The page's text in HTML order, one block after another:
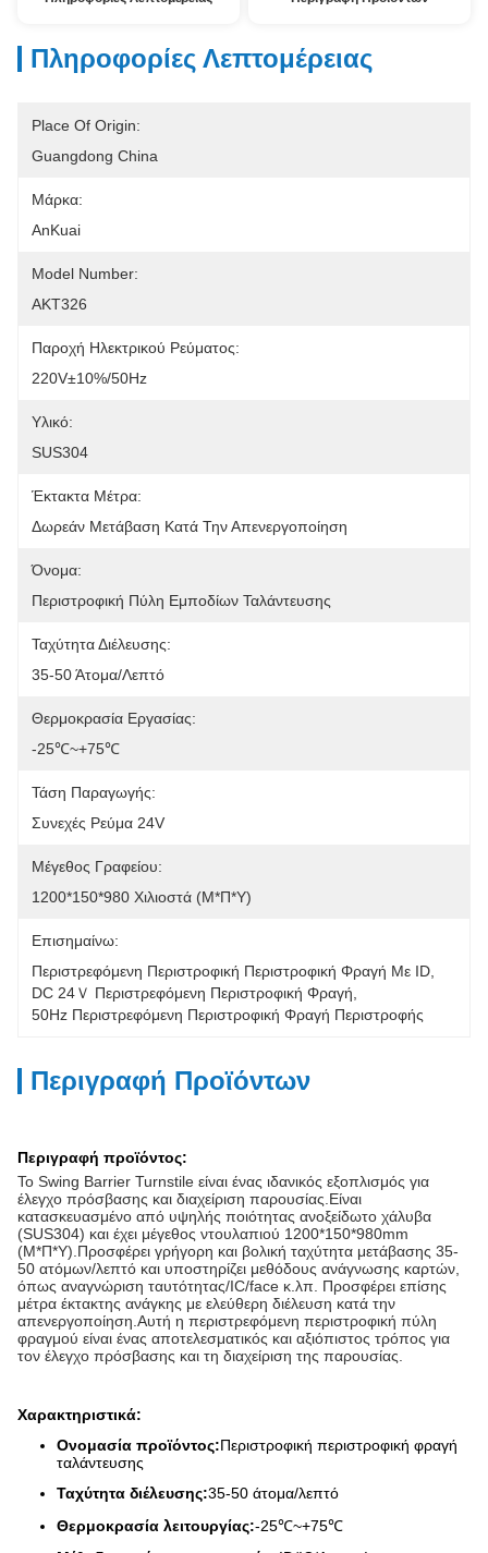
Πληροφορίες Λεπτομέρειας
Place Of Origin:
Guangdong China
Μάρκα:
AnKuai
Model Number:
AKT326
Παροχή Ηλεκτρικού Ρεύματος:
220V±10%/50Hz
Υλικό:
SUS304
Έκτακτα Μέτρα:
Δωρεάν Μετάβαση Κατά Την Απενεργοποίηση
Όνομα:
Περιστροφική Πύλη Εμποδίων Ταλάντευσης
Ταχύτητα Διέλευσης:
35-50 Άτομα/λεπτό
Θερμοκρασία Εργασίας:
-25℃~+75℃
Τάση Παραγωγής:
Συνεχές Ρεύμα 24V
Μέγεθος Γραφείου:
1200*150*980 Χιλιοστά (Μ*Π*Υ)
Επισημαίνω:
Περιστρεφόμενη Περιστροφική Περιστροφική Φραγή Με ID
DC 24Ｖ Περιστρεφόμενη Περιστροφική Φραγή
50Hz Περιστρεφόμενη Περιστροφική Φραγή Περιστροφής
Περιγραφή Προϊόντων
Περιγραφή προϊόντος:
Το Swing Barrier Turnstile είναι ένας ιδανικός εξοπλισμός για
έλεγχο πρόσβασης και διαχείριση παρουσίας.Είναι
κατασκευασμένο από υψηλής ποιότητας ανοξείδωτο χάλυβα
(SUS304) και έχει μέγεθος ντουλαπιού 1200*150*980mm
(Μ*Π*Υ).Προσφέρει γρήγορη και βολική ταχύτητα μετάβασης 35-
50 ατόμων/λεπτό και υποστηρίζει μεθόδους ανάγνωσης καρτών,
όπως αναγνώριση ταυτότητας/IC/face κ.λπ. Προσφέρει επίσης
μέτρα έκτακτης ανάγκης με ελεύθερη διέλευση κατά την
απενεργοποίηση.Αυτή η περιστρεφόμενη περιστροφική πύλη
φραγμού είναι ένας αποτελεσματικός και αξιόπιστος τρόπος για
τον έλεγχο πρόσβασης και τη διαχείριση της παρουσίας.
Χαρακτηριστικά:
Ονομασία προϊόντος:Περιστροφική περιστροφική φραγή
ταλάντευσης
Ταχύτητα διέλευσης:35-50 άτομα/λεπτό
Θερμοκρασία λειτουργίας:-25℃~+75℃